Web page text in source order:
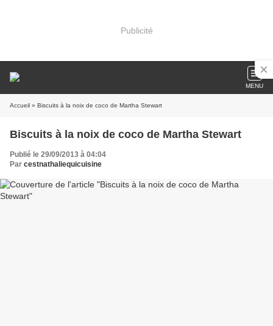
Publicité
MENU
Accueil » Biscuits à la noix de coco de Martha Stewart
Biscuits à la noix de coco de Martha Stewart
Publié le 29/09/2013 à 04:04
Par cestnathaliequicuisine